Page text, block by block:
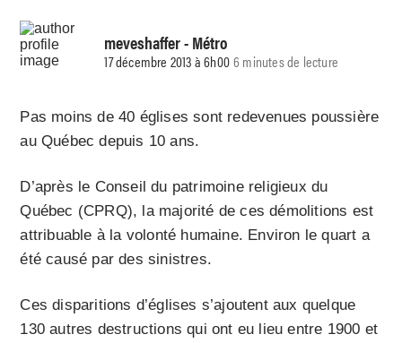
meveshaffer- Métro
17 décembre 2013 à 6h006 minutes de lecture
Pas moins de 40 églises sont redevenues poussière
au Québec depuis 10 ans.
D’après le Conseil du patrimoine religieux du
Québec (CPRQ), la majorité de ces démolitions est
attribuable à la volonté humaine. Environ le quart a
été causé par des sinistres.
Ces disparitions d’églises s’ajoutent aux quelque
130 autres destructions qui ont eu lieu entre 1900 et